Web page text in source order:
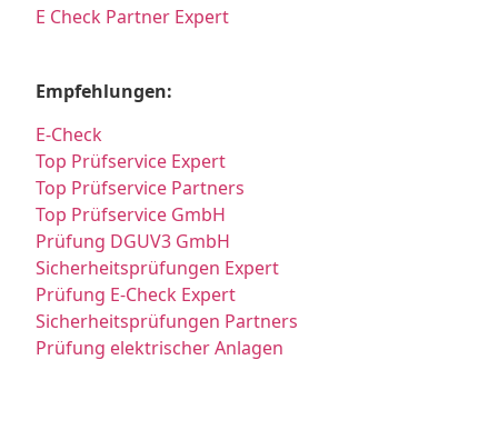
E Check Partner Expert
Empfehlungen:
E-Check
Top Prüfservice Expert
Top Prüfservice Partners
Top Prüfservice GmbH
Prüfung DGUV3 GmbH
Sicherheitsprüfungen Expert
Prüfung E-Check Expert
Sicherheitsprüfungen Partners
Prüfung elektrischer Anlagen